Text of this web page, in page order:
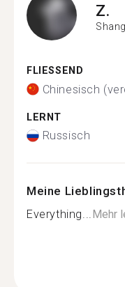
Z.
FLIESSEND
Chinesisch
LERNT
Russisch
Meine
Everything...Mehr